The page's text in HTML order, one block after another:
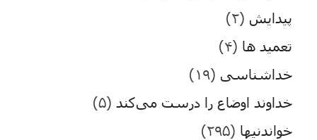
پیدایش (۲)
تعمید ها (۴)
خداشناسی (۱۹)
خداوند اوضاع را درست می‌کند (۵)
خواندنیها (۲۹۵)